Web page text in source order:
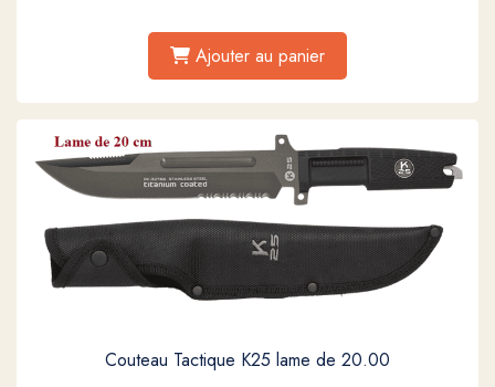
Ajouter au panier
Couteau Tactique K25 lame de 20.00